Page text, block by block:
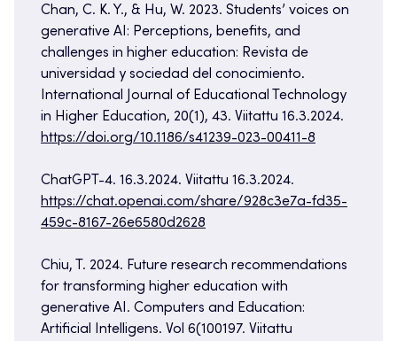
Chan, C. K. Y., & Hu, W. 2023. Students’ voices on
generative AI: Perceptions, benefits, and
challenges in higher education: Revista de
universidad y sociedad del conocimiento.
International Journal of Educational Technology
in Higher Education, 20(1), 43. Viitattu 16.3.2024.
https://doi.org/10.1186/s41239-023-00411-8
ChatGPT-4. 16.3.2024. Viitattu 16.3.2024.
https://chat.openai.com/share/928c3e7a-fd35-
459c-8167-26e6580d2628
Chiu, T. 2024. Future research recommendations
for transforming higher education with
generative AI. Computers and Education:
Artificial Intelligens. Vol 6(100197. Viitattu